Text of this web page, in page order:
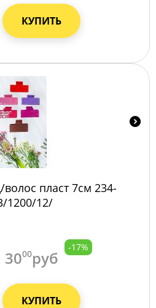
КУПИТЬ
пласт 7см 234-
1200/12/
3000руб
-17%
КУПИТЬ